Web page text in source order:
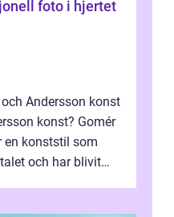
Andersson konst
konst? Gomér
en konststil som
och har blivit